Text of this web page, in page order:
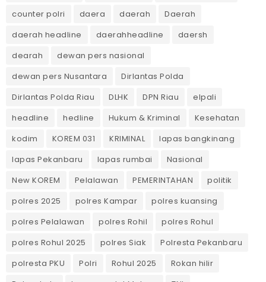
counter polri
daera daerah
Daerah
daerah headline
daerahheadline
daersh
dearah
dewan pers nasional
dewan pers Nusantara
Dirlantas Polda
Dirlantas Polda Riau
DLHK DPN Riau
elpali
headline
hedline Hukum & Kriminal
Kesehatan
kodim
KOREM 031 KRIMINAL
lapas bangkinang
lapas Pekanbaru
lapas rumbai
Nasional
New KOREM
Pelalawan PEMERINTAHAN
politik
polres 2025
polres Kampar
polres kuansing
polres Pelalawan
polres Rohil
polres Rohul
polres Rohul 2025
polres Siak
Polresta Pekanbaru
polresta PKU
Polri Rohul 2025
Rokan hilir